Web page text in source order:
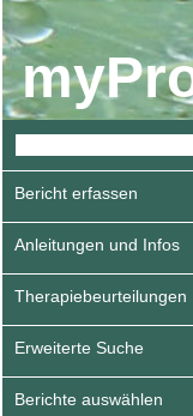
Bericht erfassen
Anleitungen und Infos
Therapiebeurteilungen
Erweiterte Suche
Berichte auswählen